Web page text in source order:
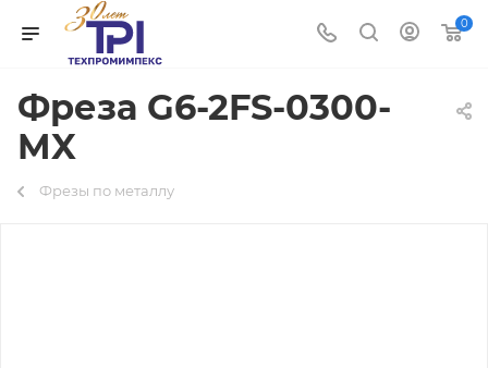
0
Фреза G6-2FS-0300-
MX
Фрезы по металлу